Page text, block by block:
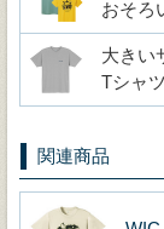
おそろ
大きい
Tシャツ
関連商品